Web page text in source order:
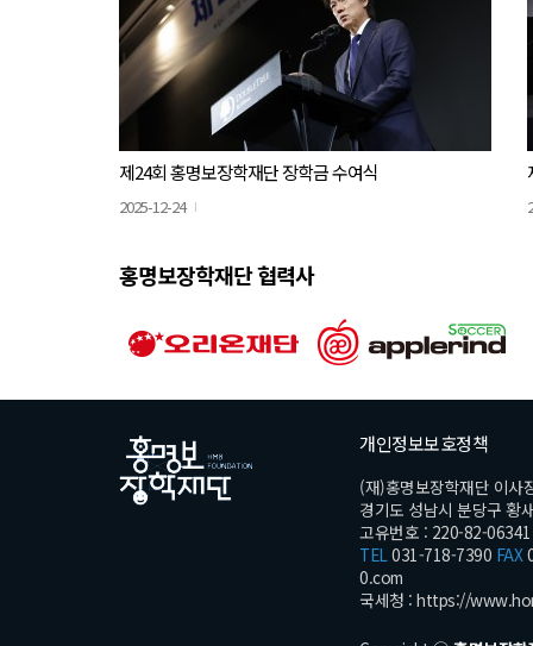
제24회 홍명보장학재단 장학금 수여식
2025-12-24
홍명보장학재단 협력사
개인정보보호정책
(재)홍명보장학재단 이사
경기도 성남시 분당구 황
고유번호 : 220-82-06341
TEL031-718-7390 FAX
0.com
국세청 : https://